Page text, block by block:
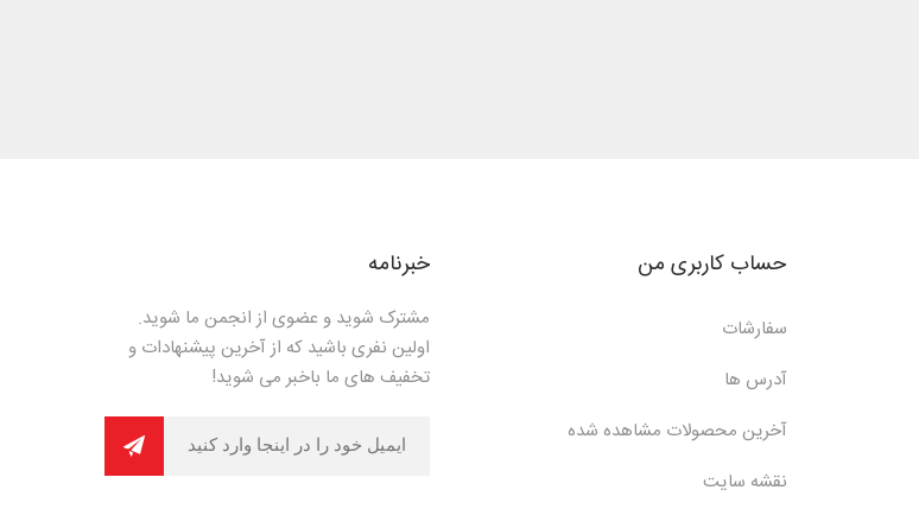
حساب کاربری من
سفارشات
آدرس ها
آخرین محصولات مشاهده شده
نقشه سایت
خبرنامه
مشترک شوید و عضوی از انجمن ما شوید.
اولین نفری باشید که از آخرین پیشنهادات و
تخفیف های ما باخبر می شوید!